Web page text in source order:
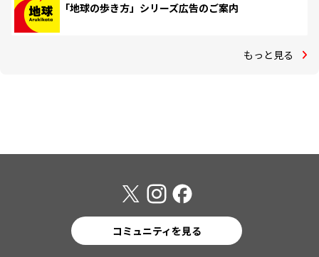
「地球の歩き方」シリーズ広告のご案内
もっと見る
コミュニティを見る